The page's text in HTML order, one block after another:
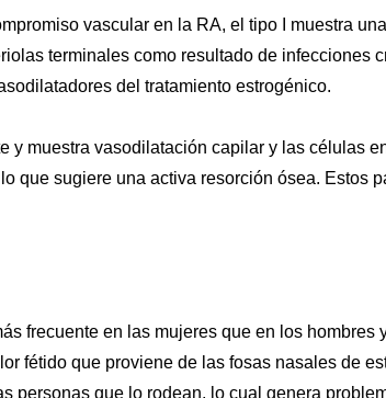
vascular en la RA, el tipo I muestra
terminales como resultado de infecciones
del tratamiento estrogénico.
y muestra vasodilatación capilar y las células
que sugiere una activa resorción ósea. Estos
frecuente en las mujeres que en los hombres
fétido que proviene de las fosas nasales de
personas que lo rodean, lo cual genera